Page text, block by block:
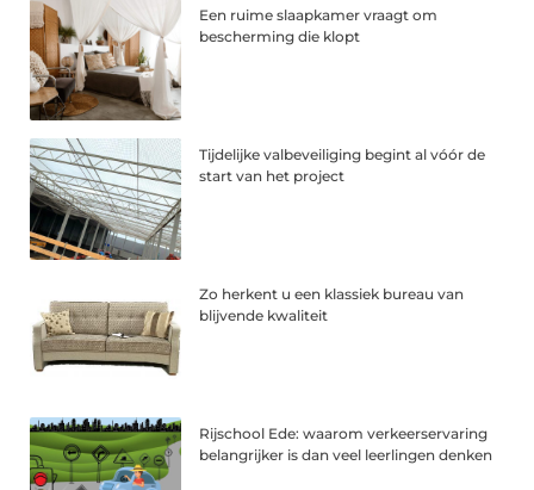
Een ruime slaapkamer vraagt om
bescherming die klopt
Tijdelijke valbeveiliging begint al vóór de
start van het project
Zo herkent u een klassiek bureau van
blijvende kwaliteit
Rijschool Ede: waarom verkeerservaring
belangrijker is dan veel leerlingen denken